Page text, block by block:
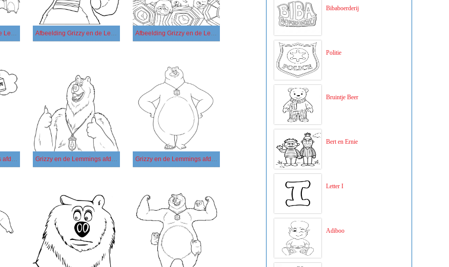
Afbeelding Grizzy en de Lemmings gratis afdrukbaar Afbeelding Grizzy en de Lemmings gratis Afbeelding Grizzy en de Lemmings printbaar
Grizzy en de Lemmings afdrukbaar basis Grizzy en de Lemmings afdrukbaar eenvoudig Grizzy en de Lemmings afdrukbaar simpel
Bibaboerderij
Politie
Bruintje Beer
Bert en Ernie
Letter I
Adiboo